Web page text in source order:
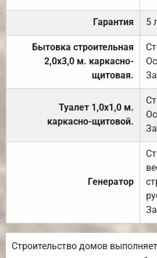
Гарантия 5
Бытовка строительная
2,0х3,0 м. каркасно-
щитовая.
Туалет 1,0х1,0 м.
каркасно-щитовой.
Генератор
Строительство домов